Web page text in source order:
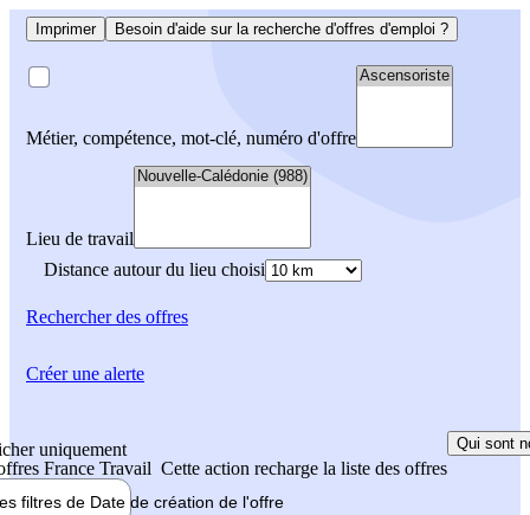
Imprimer Besoin d'aide sur la recherche d'offres d'emploi ?
Métier, compétence, mot-clé, numéro d'offre
Lieu de travail
Distance autour du lieu choisi
Rechercherdes offres
uniquement
France Travail Cette action recharge la liste des offres
Qui sont
filtres de Date de création de l'offre
Créer une alerte